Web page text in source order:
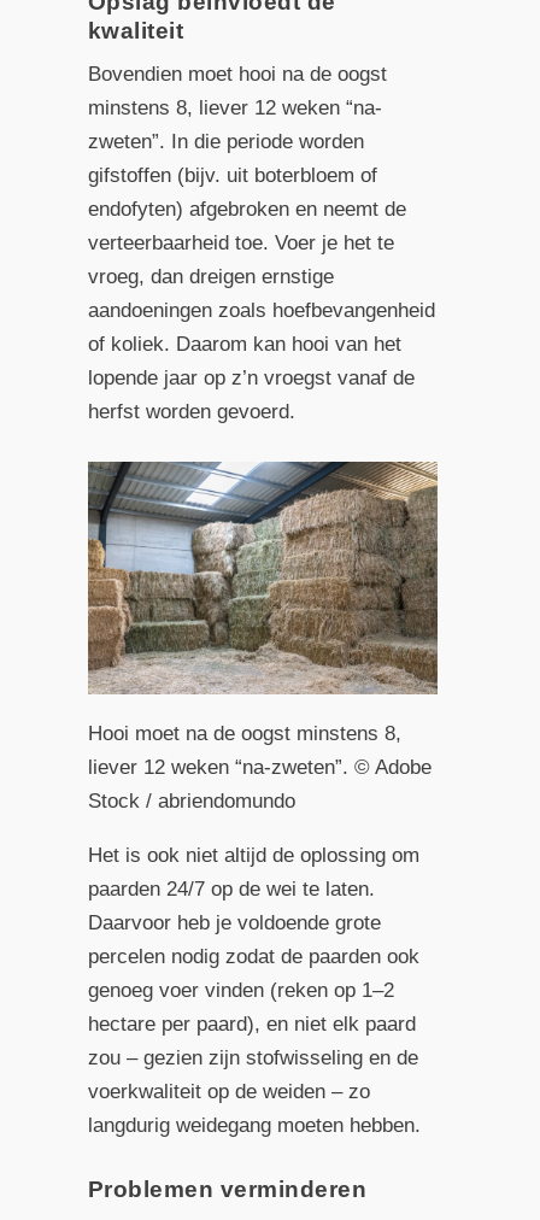
kwaliteit
Bovendien moet hooi na de oogst
minstens 8, liever 12 weken “na-
zweten”. In die periode worden
gifstoffen (bijv. uit boterbloem of
endofyten) afgebroken en neemt de
verteerbaarheid toe. Voer je het te
vroeg, dan dreigen ernstige
aandoeningen zoals hoefbevangenheid
of koliek. Daarom kan hooi van het
lopende jaar op z’n vroegst vanaf de
herfst worden gevoerd.
Hooi moet na de oogst minstens 8,
liever 12 weken “na-zweten”. © Adobe
Stock / abriendomundo
Het is ook niet altijd de oplossing om
paarden 24/7 op de wei te laten.
Daarvoor heb je voldoende grote
percelen nodig zodat de paarden ook
genoeg voer vinden (reken op 1–2
hectare per paard), en niet elk paard
zou – gezien zijn stofwisseling en de
voerkwaliteit op de weiden – zo
langdurig weidegang moeten hebben.
Problemen verminderen